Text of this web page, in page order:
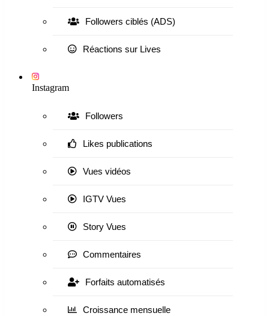
Followers ciblés (ADS)
Réactions sur Lives
Instagram
Followers
Likes publications
Vues vidéos
IGTV Vues
Story Vues
Commentaires
Forfaits automatisés
Croissance mensuelle